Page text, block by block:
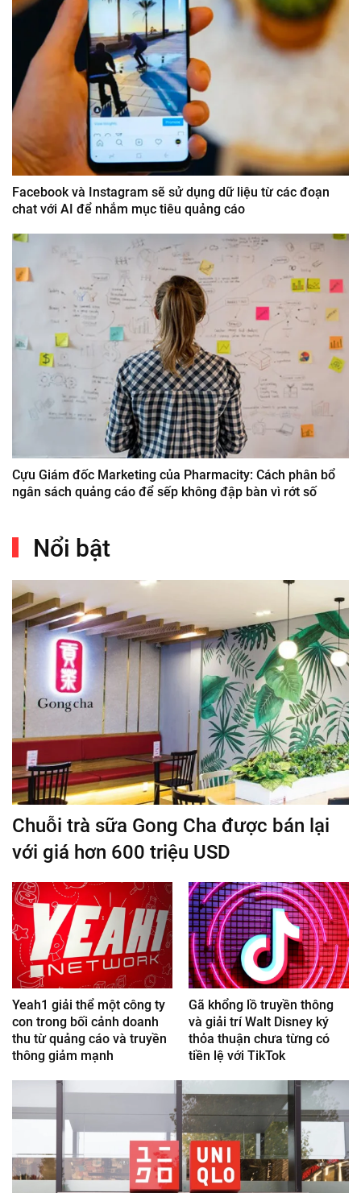
Facebook và Instagram sẽ sử dụng dữ liệu từ các đoạn
chat với AI để nhắm mục tiêu quảng cáo
Cựu Giám đốc Marketing của Pharmacity: Cách phân bổ
ngân sách quảng cáo để sếp không đập bàn vì rớt số
Nổi bật
Chuỗi trà sữa Gong Cha được bán lại
với giá hơn 600 triệu USD
Yeah1 giải thể một công ty
con trong bối cảnh doanh
thu từ quảng cáo và truyền
thông giảm mạnh
Gã khổng lồ truyền thông
và giải trí Walt Disney ký
thỏa thuận chưa từng có
tiền lệ với TikTok